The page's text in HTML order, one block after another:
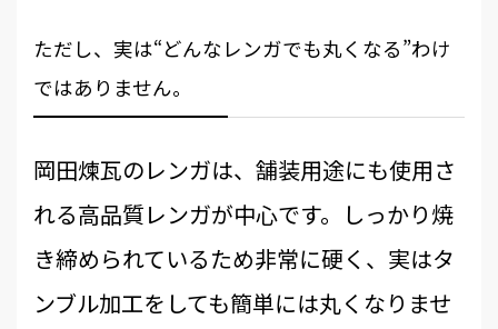
ただし、実は“どんなレンガでも丸くなる”わけ
ではありません。
岡田煉瓦のレンガは、舗装用途にも使用さ
れる高品質レンガが中心です。しっかり焼
き締められているため非常に硬く、実はタ
ンブル加工をしても簡単には丸くなりませ